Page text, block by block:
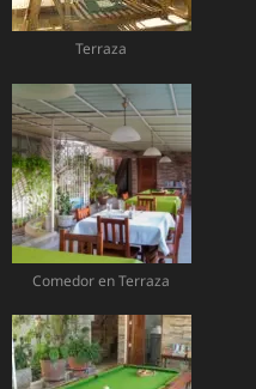
Terraza
Comedor en Terraza